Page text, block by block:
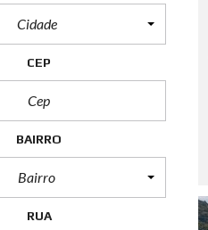
Cidade
CEP
BAIRRO
Bairro
RUA